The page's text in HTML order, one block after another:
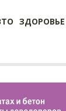
ЗДОРОВЬЕ